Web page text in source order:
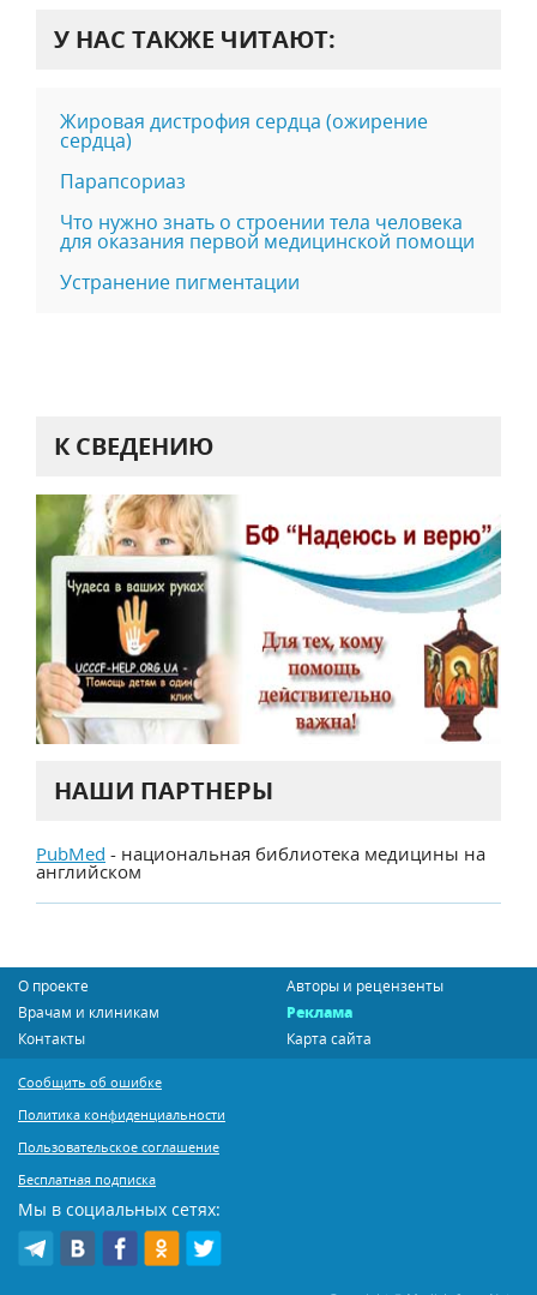
У НАС ТАКЖЕ ЧИТАЮТ:
Жировая дистрофия сердца (ожирение
сердца)
Парапсориаз
Что нужно знать о строении тела человека
для оказания первой медицинской помощи
Устранение пигментации
К СВЕДЕНИЮ
НАШИ ПАРТНЕРЫ
PubMed - национальная библиотека медицины на
английском
О проекте
Авторы и рецензенты
Врачам и клиникам
Реклама
Контакты
Карта сайта
Сообщить об ошибке
Политика конфиденциальности
Пользовательское соглашение
Бесплатная подписка
Мы в социальных сетях: